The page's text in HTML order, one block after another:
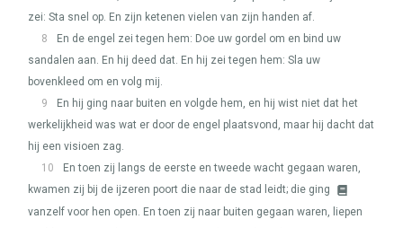
zei: Sta snel op. En zijn ketenen vielen van zijn handen af.
8
En de engel zei tegen hem: Doe uw gordel om en bind uw
sandalen aan. En hij deed dat. En hij zei tegen hem: Sla uw
bovenkleed om en volg mij.
9
En hij ging naar buiten en volgde hem, en hij wist niet dat het
werkelijkheid was wat er door de engel plaatsvond, maar hij dacht dat
hij een visioen zag.
10
En toen zij langs de eerste en tweede wacht gegaan waren,
kwamen zij bij de ijzeren poort die naar de stad leidt; die ging
vanzelf voor hen open. En toen zij naar buiten gegaan waren, liepen